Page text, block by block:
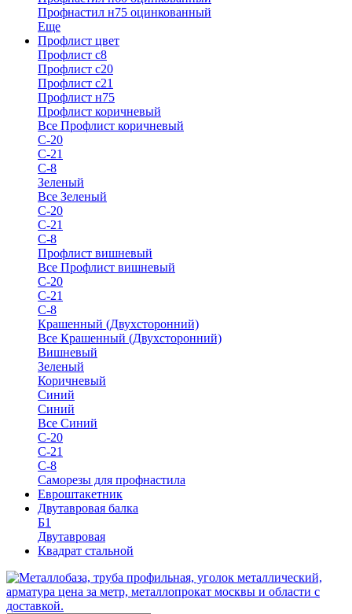
Профнастил н75 оцинкованный
Еще
Профлист цвет
Профлист с8
Профлист с20
Профлист с21
Профлист н75
Профлист коричневый
Все Профлист коричневый
С-20
С-21
С-8
Зеленый
Все Зеленый
С-20
С-21
С-8
Профлист вишневый
Все Профлист вишневый
С-20
С-21
С-8
Крашенный (Двухсторонний)
Все Крашенный (Двухсторонний)
Вишневый
Зеленый
Коричневый
Синий
Синий
Все Синий
С-20
С-21
С-8
Саморезы для профнастила
Евроштакетник
Двутавровая балка
Б1
Двутавровая
Квадрат стальной